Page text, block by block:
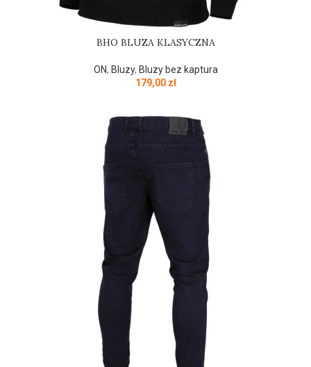
BHO BLUZA KLASYCZNA
ON, Bluzy, Bluzy bez kaptura
179,00 zł